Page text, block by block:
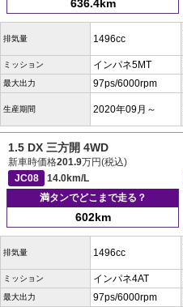
636.4km
排気量 1496cc
ミッション インパネ5MT
最大出力 97ps/6000rpm
生産期間 2020年09月～
1.5 DX 三方開 4WD
新車時価格201.9万円(税込)
JC08
14.0km/L
満タンでどこまで走る？
602km
排気量 1496cc
ミッション インパネ4AT
最大出力 97ps/6000rpm